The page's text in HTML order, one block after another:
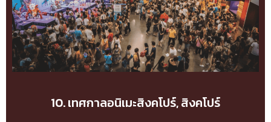
10. เทศกาลอนิเมะสิงคโปร์, สิงคโปร์